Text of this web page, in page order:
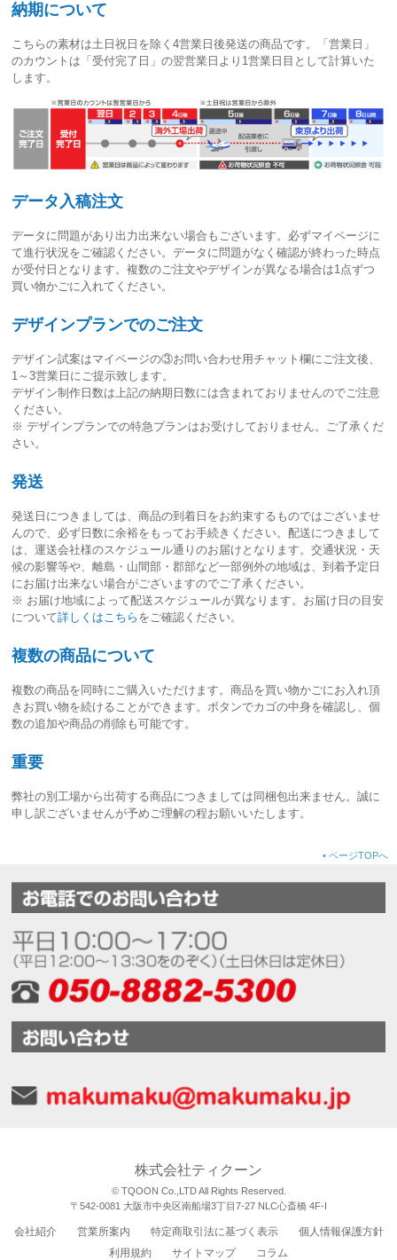
納期について
こちらの素材は土日祝日を除く4営業日後発送の商品です。「営業日」
のカウントは「受付完了日」の翌営業日より1営業日目として計算いた
します。
データ入稿注文
データに問題があり出力出来ない場合もございます。必ずマイページに
て進行状況をご確認ください。データに問題がなく確認が終わった時点
が受付日 となります。複数のご注文やデザインが異なる場合は1点ずつ
買い物かごに入れてください。
デザインプランでのご注文
デザイン試案はマイページの③お問い合わせ用チャット欄にご注文後、
1～3営業日 にご提示致します。
デザイン制作日数は上記の納期日数には含まれておりませんのでご注意
ください。
※ デザインプランでの特急プランはお受けしておりません。ご了承くだ
さい。
発送
発送日につきましては、商品の到着日をお約束するものではございませ
んので、必ず日数に余裕をもってお手続きください。配送につきまして
は、運送会社様のスケジュール通りのお届けとなります。交通状況・天
候の影響等や、離島・山間部・郡部など一部例外の地域は、到着予定日
にお届け出来ない場合がございますのでご了承ください。
※ お届け地域によって配送スケジュールが異なります。お届け日の目安
について詳しくはこちら をご確認ください。
複数の商品について
複数の商品を同時にご購入いただけます。商品を買い物かごにお入れ頂
きお買い物を続けることができます。ボタンでカゴの中身を確認し、個
数の追加や商品の削除も可能です。
重要
弊社の別工場から出荷する商品につきましては同梱包出来ません。誠に
申し訳ございませんが予めご理解の程お願いいたします。
• ページTOPへ
株式会社ティクーン
© TQOON Co.,LTD All Rights Reserved.
〒542-0081 大阪市中央区南船場3丁目7-27 NLC心斎橋 4F-I
会社紹介 営業所案内 特定商取引法に基づく表示
個人情報保護方針
利用規約
サイトマップ コラム